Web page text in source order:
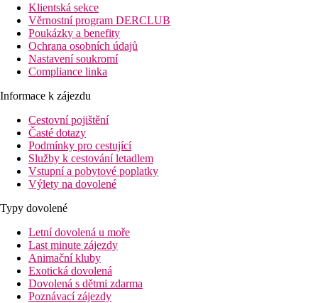
Klientská sekce
Věrnostní program DERCLUB
Poukázky a benefity
Ochrana osobních údajů
Nastavení soukromí
Compliance linka
Informace k zájezdu
Cestovní pojištění
Časté dotazy
Podmínky pro cestující
Služby k cestování letadlem
Vstupní a pobytové poplatky
Výlety na dovolené
Typy dovolené
Letní dovolená u moře
Last minute zájezdy
Animační kluby
Exotická dovolená
Dovolená s dětmi zdarma
Poznávací zájezdy